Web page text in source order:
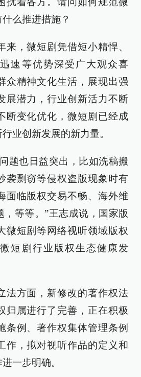
么推进措施？
来，微短剧凭借短小精悍、
速等优势深受广大观众喜
众精神文化生活，展现出强
展潜力，行业创新活力不断
断变化优化，微短剧已经成
业创新发展的新力量。
题也日益突出，比如洗稿搬
袭剽窃等侵权盗版现象时有
面临版权交易不畅、海外维
，等等。”王志成说，国家版
微短剧等网络视听领域版权
短剧行业版权生态健康发
法方面，新修改的著作权法
归属进行了完善，正在积极
条例、著作权集体管理条例
作，拟对视听作品的定义和
一步明确。